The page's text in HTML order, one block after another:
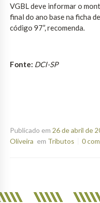
VGBL deve informar o
final do ano base na ficha
código 97”, recomenda.
Fonte: DCI-SP
Publicado em 26 de abril de
Oliveira em Tributos 0